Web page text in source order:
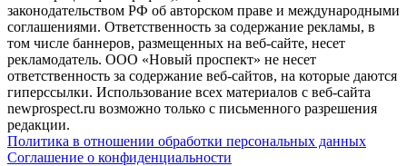
законодательством РФ об авторском праве и международными
соглашениями. Ответственность за содержание рекламы, в
том числе баннеров, размещенных на веб-сайте, несет
рекламодатель. ООО «Новый проспект» не несет
ответственность за содержание веб-сайтов, на которые даются
гиперссылки. Использование всех материалов с веб-сайта
newprospect.ru возможно только с письменного разрешения
редакции.
Политика в отношении обработки персональных данных
Соглашение о конфиденциальности